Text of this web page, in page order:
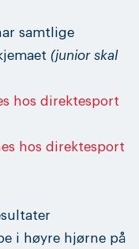
samtlige
(junior skal
hos direktesport
hos direktesport
i høyre hjørne på